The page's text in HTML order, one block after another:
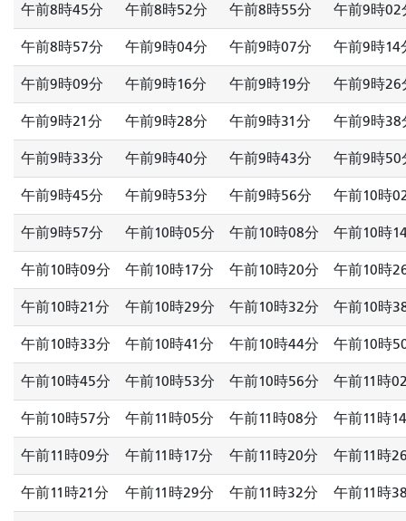
午前8時45分 午前8時52分 午前8時55分 午前9時02
午前8時57分 午前9時04分 午前9時07分 午前9時14
午前9時09分 午前9時16分 午前9時19分 午前9時26
午前9時21分 午前9時28分 午前9時31分 午前9時38
午前9時33分 午前9時40分 午前9時43分 午前9時50
午前9時45分 午前9時53分 午前9時56分 午前10時
午前9時57分 午前10時05分 午前10時08分 午前10時
午前10時09分 午前10時17分 午前10時20分 午前10時
午前10時21分 午前10時29分 午前10時32分 午前10時
午前10時33分 午前10時41分 午前10時44分 午前10時
午前10時45分 午前10時53分 午前10時56分 午前11時
午前10時57分 午前11時05分 午前11時08分 午前11時
午前11時09分 午前11時17分 午前11時20分 午前11時
午前11時21分 午前11時29分 午前11時32分 午前11時